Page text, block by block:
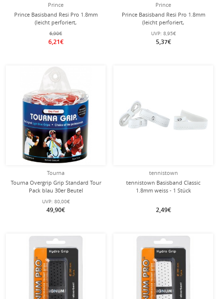
Prince
Prince Basisband Resi Pro 1.8mm
(leicht perforiert,
Schweissabsorbtion) braun - 1 Stück
6,90€
6,21€
Prince
Prince Basisband Resi Pro 1.8mm
(leicht perforiert,
Schweissabsorbtion) grau - 1 Stück
UVP: 8,95€
5,37€
Tourna
Tourna Overgrip Grip Standard Tour
Pack blau 30er Beutel
UVP: 80,00€
49,90€
tennistown
tennistown Basisband Classic
1.8mm weiss - 1 Stück
2,49€